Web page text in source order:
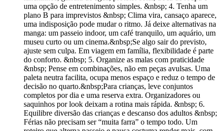
uma opção de entretenimento simples. &nbsp; 4. Tenha um
plano B para imprevistos &nbsp; Clima vira, cansaço aparece,
uma indisposição pode mudar o ritmo. Já deixe alternativas na
manga: um passeio indoor, um café tranquilo, um aquário, um
museu curto ou um cinema.&nbsp;Se algo sair do previsto,
ajuste sem culpa. Em viagem em família, flexibilidade é parte
do conforto. &nbsp; 5. Organize as malas com praticidade
&nbsp; Pense em combinações, não em peças avulsas. Uma
paleta neutra facilita, ocupa menos espaço e reduz o tempo de
decisão no quarto.&nbsp;Para crianças, leve conjuntos
completos por dia e uma reserva extra. Organizadores ou
saquinhos por look deixam a rotina mais rápida. &nbsp; 6.
Equilibre diversão das crianças e descanso dos adultos &nbsp;
Férias não precisam ser “muita farra” o tempo todo. Um